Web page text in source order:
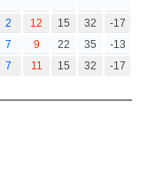
2 12 15 32
-17
7 9 22 35
-13
7 11 15 32 -17